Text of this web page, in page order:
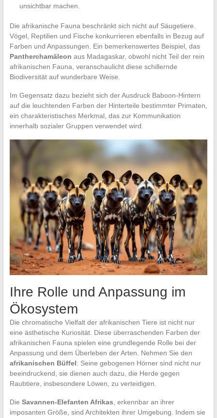
unsichtbar machen.
Die afrikanische Fauna beschränkt sich nicht auf Säugetiere.
Vögel, Reptilien und Fische konkurrieren ebenfalls in Bezug auf
Farben und Anpassungen. Ein bemerkenswertes Beispiel, das
Pantherchamäleon aus Madagaskar, obwohl nicht Teil der rein
afrikanischen Fauna, veranschaulicht diese schillernde
Biodiversität auf wunderbare Weise.
Im Gegensatz dazu bezieht sich der Ausdruck Baboon-Hintern
auf die leuchtenden Farben der Hinterteile bestimmter Primaten,
ein charakteristisches Merkmal, das zur Kommunikation
innerhalb sozialer Gruppen verwendet wird.
Ihre Rolle und Anpassung im
Ökosystem
Die chromatische Vielfalt der afrikanischen Tiere ist nicht nur
eine ästhetische Kuriosität. Diese überraschenden Farben der
afrikanischen Fauna spielen eine grundlegende Rolle bei der
Anpassung und dem Überleben der Arten. Nehmen Sie den
afrikanischen Büffel: Seine gebogenen Hörner sind nicht nur
beeindruckend, sie dienen auch dazu, die Herde gegen
Raubtiere, insbesondere Löwen, zu verteidigen.
Die Savannen-Elefanten Afrikas, erkennbar an ihrer
imposanten Größe, sind Architekten ihrer Umgebung. Indem sie